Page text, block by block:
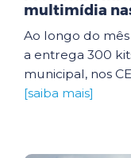
multimídia
Ao longo do
a entrega 300
municipal, nos
[saiba mais]